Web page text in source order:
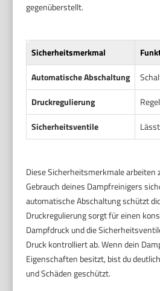
gegenüberstellt.
Sicherheitsmerkmal
Automatische Abschaltung
Druckregulierung
Sicherheitsventile
Diese Sicherheitsmerkmale arbeiten
Gebrauch deines Dampfreinigers
automatische Abschaltung schützt
Druckregulierung sorgt für einen
Dampfdruck und die
Druck kontrolliert ab. Wenn dein
Eigenschaften besitzt, bist du
und Schäden geschützt.